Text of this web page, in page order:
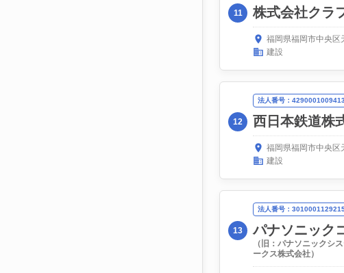
11 株式会社クラ
福岡県福岡市中央
建設
12
法人番号：4290001009413
西日本鉄道株
福岡県福岡市中央区
建設
13
法人番号：
パナソニック
（旧：パナソニックシ
ークス株式会社）